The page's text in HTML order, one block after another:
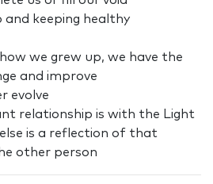
and keeping healthy
we grew up, we have the
and improve
evolve
relationship is with the Light
is a reflection of that
other person